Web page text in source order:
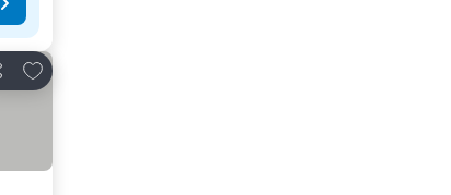
Lisää suosikkeihin